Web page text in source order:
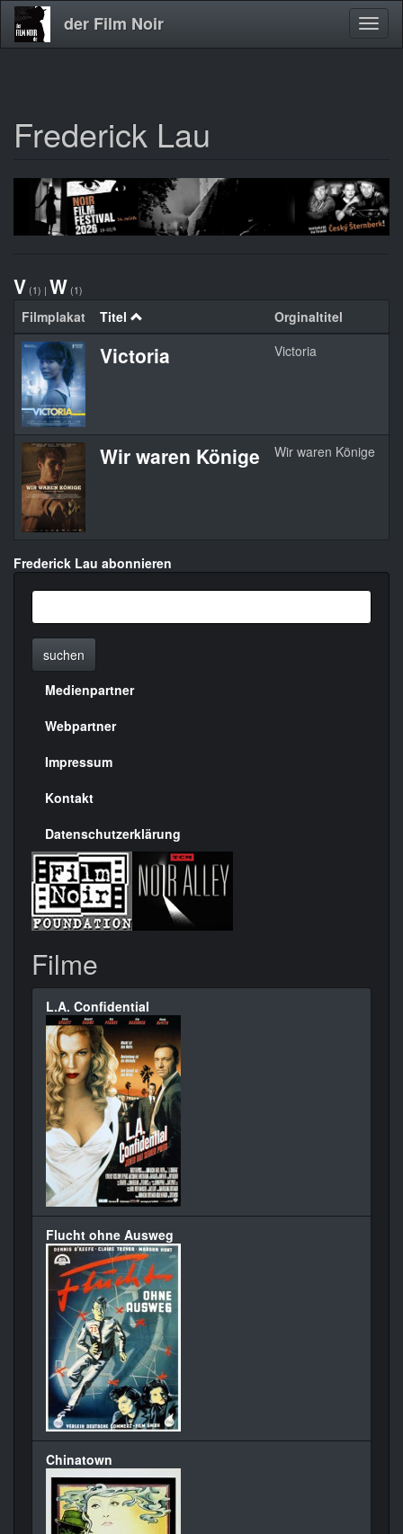
Direkt
zum
der Film Noir
Frederick Lau
V (1) | W (1)
Filmplakat Titel Orginaltitel
Victoria Victoria
Wir waren Könige Wir waren Könige
Frederick Lau abonnieren
suchen
Menülinks
rechte
Seite
Medienpartner
Webpartner
Impressum
Kontakt
Datenschutzerklärung
Filme
L.A. Confidential
Flucht ohne Ausweg
Chinatown